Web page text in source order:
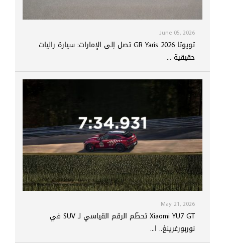
June 05, 2026
تويوتا GR Yaris 2026 تصل إلى الإمارات: سيارة راليات
حقيقية ...
May 21, 2026
Xiaomi YU7 GT تحطّم الرقم القياسي لـ SUV في
نوربورغرينغ.. ا...